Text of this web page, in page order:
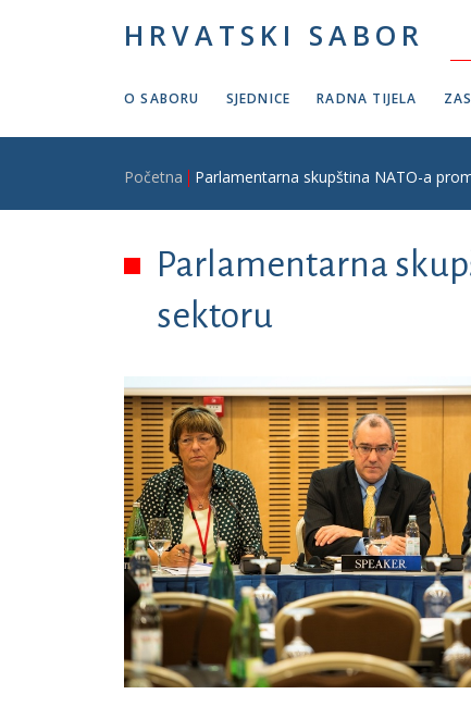
HRVATSKI SABOR
O SABORU SJEDNICE RADNA TIJELA
Breadcrumb
Početna Parlamentarna skupština NATO-a
Parlamentarna
sektoru